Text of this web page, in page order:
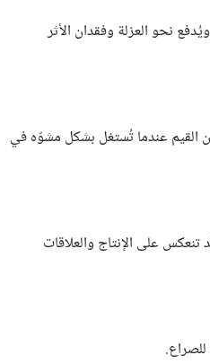
نحو العزلة وفقدان الأثر
من القيم عندما تُستغل بشكل مشوّه في
على الإنتاج والعلاقات